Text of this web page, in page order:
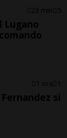
23 min 5
Lugano
1 ora 1
si